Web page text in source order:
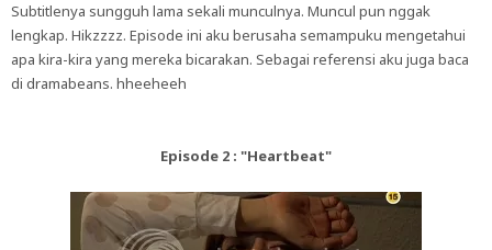
Subtitlenya sungguh lama sekali munculnya. Muncul pun nggak
lengkap. Hikzzzz. Episode ini aku berusaha semampuku mengetahui
apa kira-kira yang mereka bicarakan. Sebagai referensi aku juga baca
di dramabeans. hheeheeh
Episode 2 : "Heartbeat"